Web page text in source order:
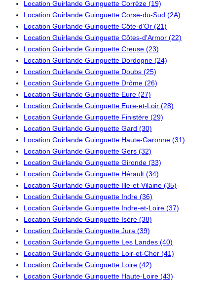
Location Guirlande Guinguette Corrèze (19)
Location Guirlande Guinguette Corse-du-Sud (2A)
Location Guirlande Guinguette Côte-d'Or (21)
Location Guirlande Guinguette Côtes-d'Armor (22)
Location Guirlande Guinguette Creuse (23)
Location Guirlande Guinguette Dordogne (24)
Location Guirlande Guinguette Doubs (25)
Location Guirlande Guinguette Drôme (26)
Location Guirlande Guinguette Eure (27)
Location Guirlande Guinguette Eure-et-Loir (28)
Location Guirlande Guinguette Finistère (29)
Location Guirlande Guinguette Gard (30)
Location Guirlande Guinguette Haute-Garonne (31)
Location Guirlande Guinguette Gers (32)
Location Guirlande Guinguette Gironde (33)
Location Guirlande Guinguette Hérault (34)
Location Guirlande Guinguette Ille-et-Vilaine (35)
Location Guirlande Guinguette Indre (36)
Location Guirlande Guinguette Indre-et-Loire (37)
Location Guirlande Guinguette Isère (38)
Location Guirlande Guinguette Jura (39)
Location Guirlande Guinguette Les Landes (40)
Location Guirlande Guinguette Loir-et-Cher (41)
Location Guirlande Guinguette Loire (42)
Location Guirlande Guinguette Haute-Loire (43)